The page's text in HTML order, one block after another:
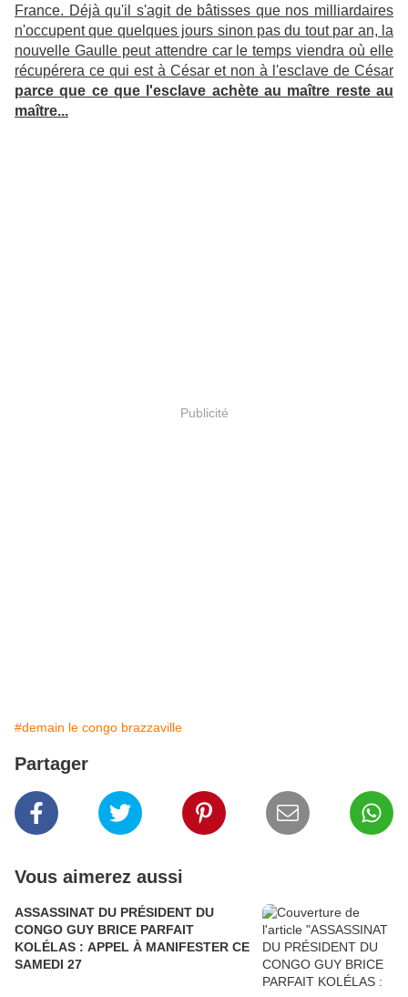
France. Déjà qu'il s'agit de bâtisses que nos milliardaires
n'occupent que quelques jours sinon pas du tout par an, la
nouvelle Gaulle peut attendre car le temps viendra où elle
récupérera ce qui est à César et non à l'esclave de César
parce que ce que l'esclave achète au maître reste au
maître...
Publicité
#demain le congo brazzaville
Partager
Vous aimerez aussi
ASSASSINAT DU PRÉSIDENT DU
CONGO GUY BRICE PARFAIT
KOLÉLAS : APPEL À MANIFESTER CE
SAMEDI 27